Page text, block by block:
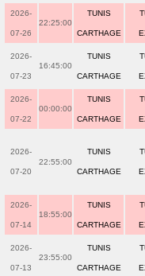
2026-
07-26
22:25:00
TUNIS
CARTHAGE
2026-
07-23
16:45:00
TUNIS
CARTHAGE
2026-
07-22
00:00:00
TUNIS
CARTHAGE
2026-
07-20
22:55:00
TUNIS
CARTHAGE
2026-
07-14
18:55:00
TUNIS
CARTHAGE
2026-
07-13
23:55:00
TUNIS
CARTHAGE